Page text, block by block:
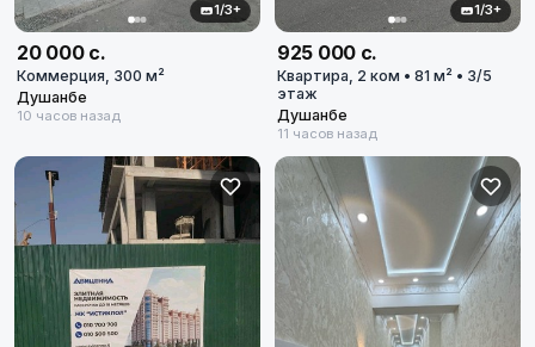
1/3+
20 000 с.
Коммерция, 300 м²
Душанбе
10 часов назад
1/3+
925 000 с.
Квартира, 2 ком • 81 м² • 3/5
этаж
Душанбе
11 часов назад
Бизнес
4 4
Промбазы и заводы